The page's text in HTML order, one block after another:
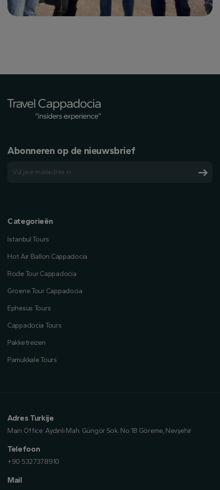
Abonneren op de nieuwsbrief
Categorieën
Istanbul Tours
Hot Air Ballon Cappadocia
Rode Tour Cappadocia
Groene Tour Cappadocia
Ephesus Tours
Cappadocia Tours
Pakketreizen
Pamukkale Tours
Adres Turkije
Main Office:Aydınlı Mah. Güngör Sok. No:18 Göreme, Nevşehir
Telefoon
+90 5327378910
Mail